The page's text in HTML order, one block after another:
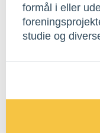
formål i eller
studie og